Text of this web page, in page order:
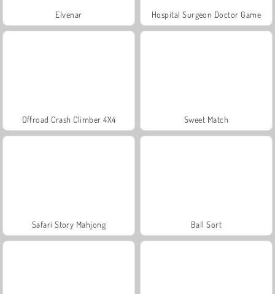
Elvenar Hospital Surgeon Doctor Game
Offroad Crash Climber 4X4 Sweet Match
Safari Story Mahjong Ball Sort